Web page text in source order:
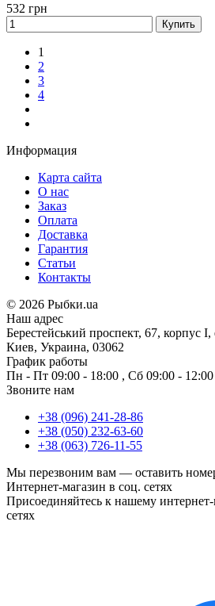
532 грн
Купить
1
2
3
4
Информация
Карта сайта
О нас
Заказ
Оплата
Доставка
Гарантия
Статьи
Контакты
© 2026 Рыбки.ua
Наш адрес
Берестейський проспект, 67, корпус
Киев, Украина, 03062
График работы
Пн - Пт 09:00 - 18:00 , Сб 09:00 - 12:00
Звоните нам
+38 (096) 241-28-86
+38 (050) 232-63-60
+38 (063) 726-11-55
Мы перезвоним вам — оставить
Интернет-магазин в соц. сетях
Присоединяйтесь к нашему
сетях